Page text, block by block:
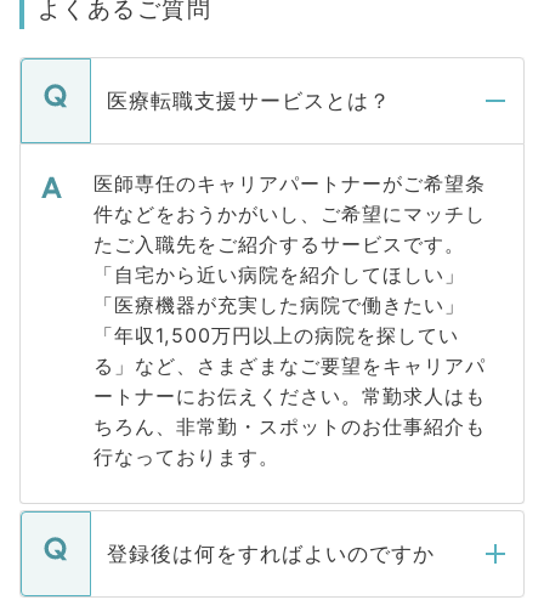
よくあるご質問
医療転職支援サービスとは？
医師専任のキャリアパートナーがご希望条
件などをおうかがいし、ご希望にマッチし
たご入職先をご紹介するサービスです。
「自宅から近い病院を紹介してほしい」
「医療機器が充実した病院で働きたい」
「年収1,500万円以上の病院を探してい
る」など、さまざまなご要望をキャリアパ
ートナーにお伝えください。常勤求人はも
ちろん、非常勤・スポットのお仕事紹介も
行なっております。
登録後は何をすればよいのですか